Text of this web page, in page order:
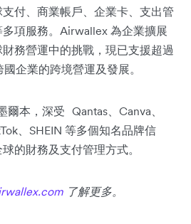
付、商業帳戶、企業卡、支出管
項服務。 Airwallex 為企業擴展
務營運中的挑戰，現已支援超過
企業的跨境營運及發展。
爾本，深受 Qantas Canva
SHEIN 等多個知名品牌信
的財務及支付管理方式。
了解更多。